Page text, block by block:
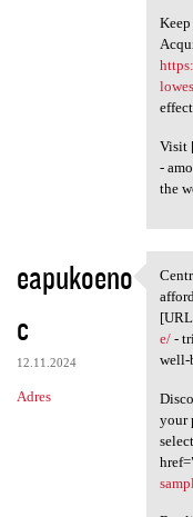
Visit
-
the
eapukoeno
c
12.11.2024
Adres
e/-
well-
your